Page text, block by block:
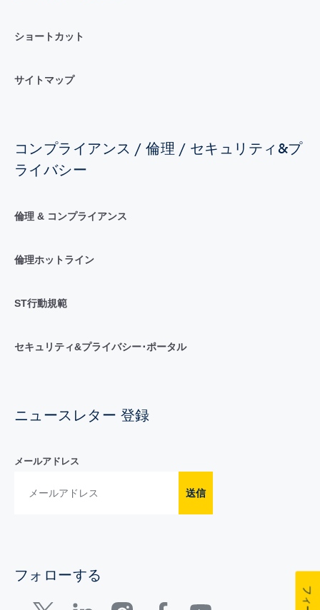
ショートカット
サイトマップ
コンプライアンス / 倫理 / セキュリティ&プ
ライバシー
倫理 & コンプライアンス
倫理ホットライン
ST行動規範
セキュリティ&プライバシー･ポータル
ニュースレター 登録
メールアドレス
送信
フォローする